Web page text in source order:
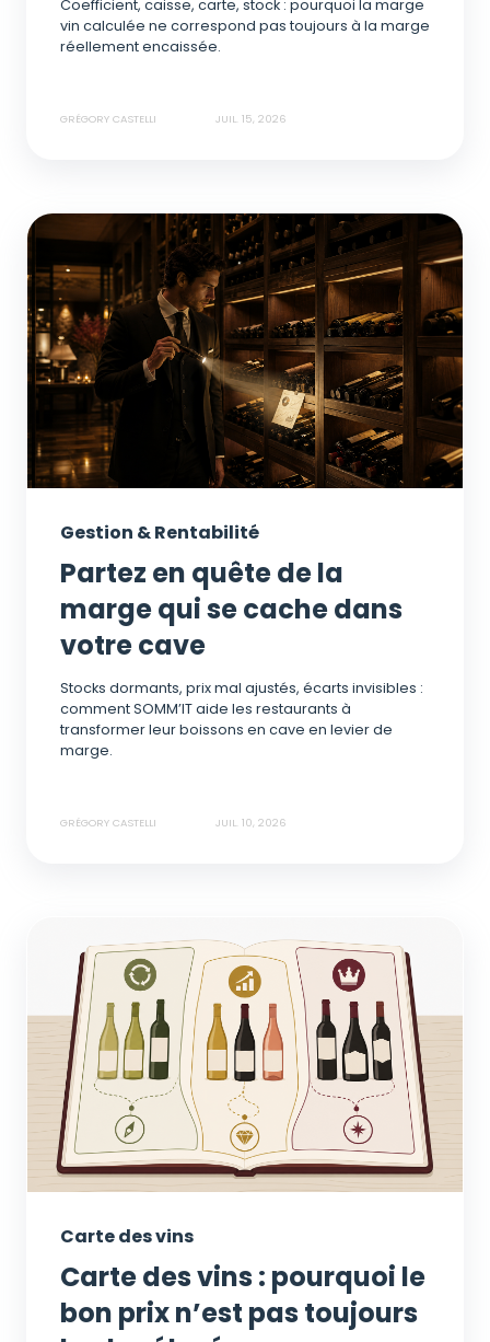
Coefficient, caisse, carte, stock : pourquoi la marge
vin calculée ne correspond pas toujours à la marge
réellement encaissée.
GRÉGORY CASTELLI JUIL. 15, 2026
Gestion & Rentabilité
Partez en quête de la
marge qui se cache dans
votre cave
Stocks dormants, prix mal ajustés, écarts invisibles :
comment SOMM’IT aide les restaurants à
transformer leur boissons en cave en levier de
marge.
GRÉGORY CASTELLI JUIL. 10, 2026
Carte des vins
Carte des vins : pourquoi le
bon prix n’est pas toujours